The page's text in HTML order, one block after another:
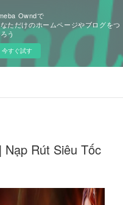
Owndで
ただけのホームページやブログをつ
う
今すぐ試す
Rút Siêu Tốc